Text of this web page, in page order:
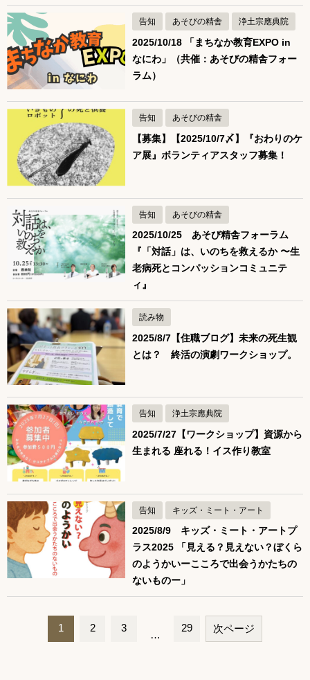
告知 あそびの精舎 浄土宗應典院
2025/10/18 「まちなか教育EXPO in
なにわ」（共催：あそびの精舎フォー
ラム）
告知 あそびの精舎
【募集】【2025/10/7〆】『おわりのケ
ア展』ボランティアスタッフ募集！
告知 あそびの精舎
2025/10/25 あそび精舎フォーラム
『「対話」は、いのちを救えるか 〜生
老病死とコンパッションコミュニテ
ィ』
読み物
2025/8/7【住職ブログ】未来の死生観
とは？ 終活の演劇ワークショップ。
告知 浄土宗應典院
2025/7/27【ワークショップ】資源から
生まれる 座れる！イス作り教室
告知 キッズ・ミート・アート
2025/8/9 キッズ・ミート・アートプ
ラス2025 「見える？見えない？ぼくら
のようかいーこころで出会うかたちの
ないものー」
1 2 3
…
29 次ページ